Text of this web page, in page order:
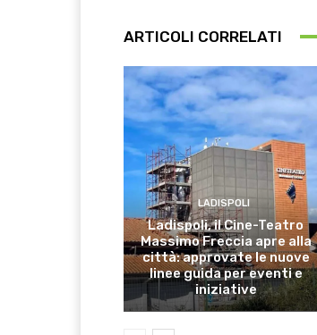
ARTICOLI CORRELATI
LADISPOLI
Ladispoli, il Cine-Teatro
Massimo Freccia apre alla
città: approvate le nuove
linee guida per eventi e
iniziative